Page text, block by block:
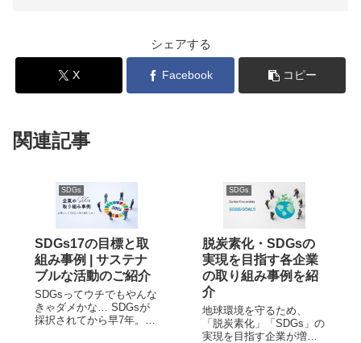
シェアする
X Facebook コピー
関連記事
SDGs
SDGs17の目標と取
組み事例 | サステナ
ブルな活動のご紹介
SDGsってウチでもやんな
きゃダメかな… SDGsが
採択されてから早7年。去
SDGs
脱炭素化・SDGsの
実現を目指す各企業
の取り組み事例を紹
介
地球環境を守るため、
「脱炭素化」「SDGs」の
実現を目指す企業が増え